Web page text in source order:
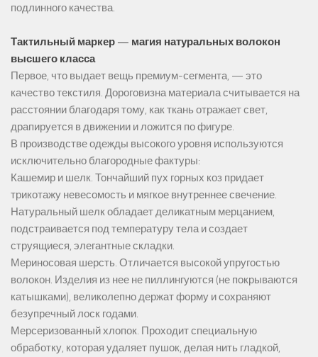
подлинного качества.
Тактильный маркер — магия натуральных волокон
высшего класса
Первое, что выдает вещь премиум-сегмента, — это
качество текстиля. Дороговизна материала считывается на
расстоянии благодаря тому, как ткань отражает свет,
драпируется в движении и ложится по фигуре.
В производстве одежды высокого уровня используются
исключительно благородные фактуры:
Кашемир и шелк. Тончайший пух горных коз придает
трикотажу невесомость и мягкое внутреннее свечение.
Натуральный шелк обладает деликатным мерцанием,
подстраивается под температуру тела и создает
струящиеся, элегантные складки.
Мериносовая шерсть. Отличается высокой упругостью
волокон. Изделия из нее не пиллингуются (не покрываются
катышками), великолепно держат форму и сохраняют
безупречный лоск годами.
Мерсеризованный хлопок. Проходит специальную
обработку, которая удаляет пушок, делая нить гладкой,